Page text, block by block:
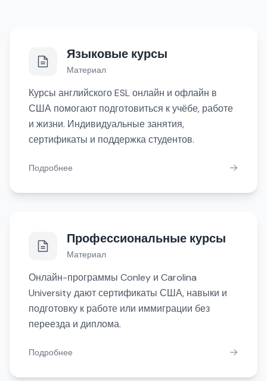
Языковые курсы
Материал
Курсы английского ESL онлайн и офлайн в
США помогают подготовиться к учёбе, работе
и жизни. Индивидуальные занятия,
сертификаты и поддержка студентов.
Подробнее
Профессиональные курсы
Материал
Онлайн-программы Conley и Carolina
University дают сертификаты США, навыки и
подготовку к работе или иммиграции без
переезда и диплома.
Подробнее